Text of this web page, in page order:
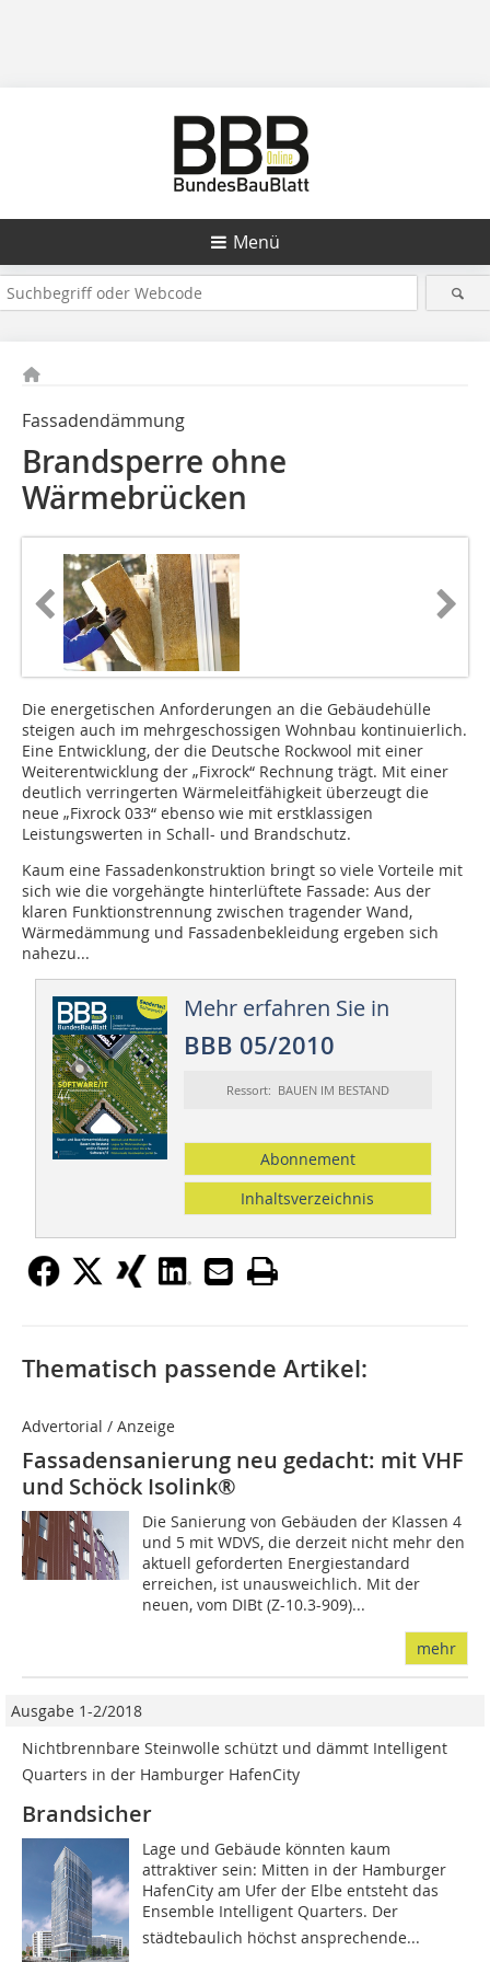
Menü
Fassadendämmung
Brandsperre ohne
Wärmebrücken
Die energetischen Anforderungen an die Gebäudehülle
steigen auch im mehrgeschossigen Wohnbau kontinuierlich.
Eine Entwicklung, der die Deutsche Rockwool mit einer
Weiterentwicklung der „Fixrock“ Rechnung trägt. Mit einer
deutlich verringerten Wärmeleitfähigkeit überzeugt die
neue „Fixrock 033“ ebenso wie mit erstklassigen
Leistungswerten in Schall- und Brandschutz.
Kaum eine Fassadenkonstruktion bringt so viele Vorteile mit
sich wie die vorgehängte hinterlüftete Fassade: Aus der
klaren Funk­tionstrennung zwischen tragender Wand,
Wärmedämmung und Fassadenbekleidung ergeben sich
nahezu...
Mehr erfahren Sie in
BBB 05/2010
Ressort: BAUEN IM BESTAND
Abonnement
Inhaltsverzeichnis
Thematisch passende Artikel:
Advertorial / Anzeige
Fassadensanierung neu gedacht: mit VHF
und Schöck Isolink®
Die Sanierung von Gebäuden der Klassen 4
und 5 mit WDVS, die derzeit nicht mehr den
aktuell geforderten Energiestandard
erreichen, ist unausweichlich. Mit der
neuen, vom DIBt (Z-10.3-909)...
mehr
Ausgabe 1-2/2018
Nichtbrennbare Steinwolle schützt und dämmt Intelligent
Quarters in der Hamburger HafenCity
Brandsicher
Lage und Gebäude könnten kaum
attraktiver sein: Mitten in der Hamburger
HafenCity am Ufer der Elbe entsteht das
Ensemble Intelligent Quarters. Der
städtebaulich höchst ansprechende...